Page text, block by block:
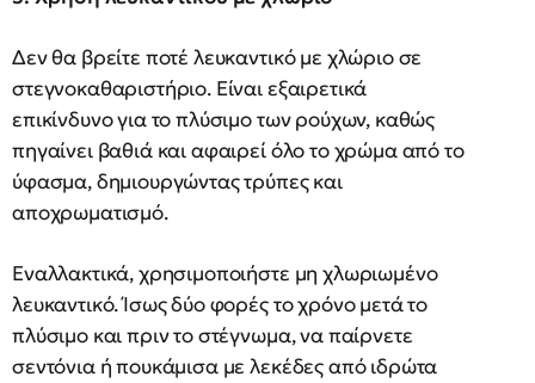
Δεν θα βρείτε ποτέ λευκαντικό με χλώριο σε
στεγνοκαθαριστήριο. Είναι εξαιρετικά
επικίνδυνο για το πλύσιμο των ρούχων, καθώς
πηγαίνει βαθιά και αφαιρεί όλο το χρώμα από το
ύφασμα, δημιουργώντας τρύπες και
αποχρωματισμό.
Εναλλακτικά, χρησιμοποιήστε μη χλωριωμένο
λευκαντικό. Ίσως δύο φορές το χρόνο μετά το
πλύσιμο και πριν το στέγνωμα, να παίρνετε
σεντόνια ή πουκάμισα με λεκέδες από ιδρώτα